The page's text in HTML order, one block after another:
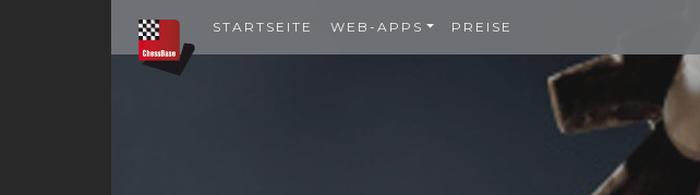
STARTSEITE WEB-APPS PREISE